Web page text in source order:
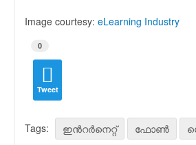
Image courtesy: eLearning Industry
0
Tweet
Tags: ഇന്‍റര്‍നെറ്റ് ഫോണ്‍